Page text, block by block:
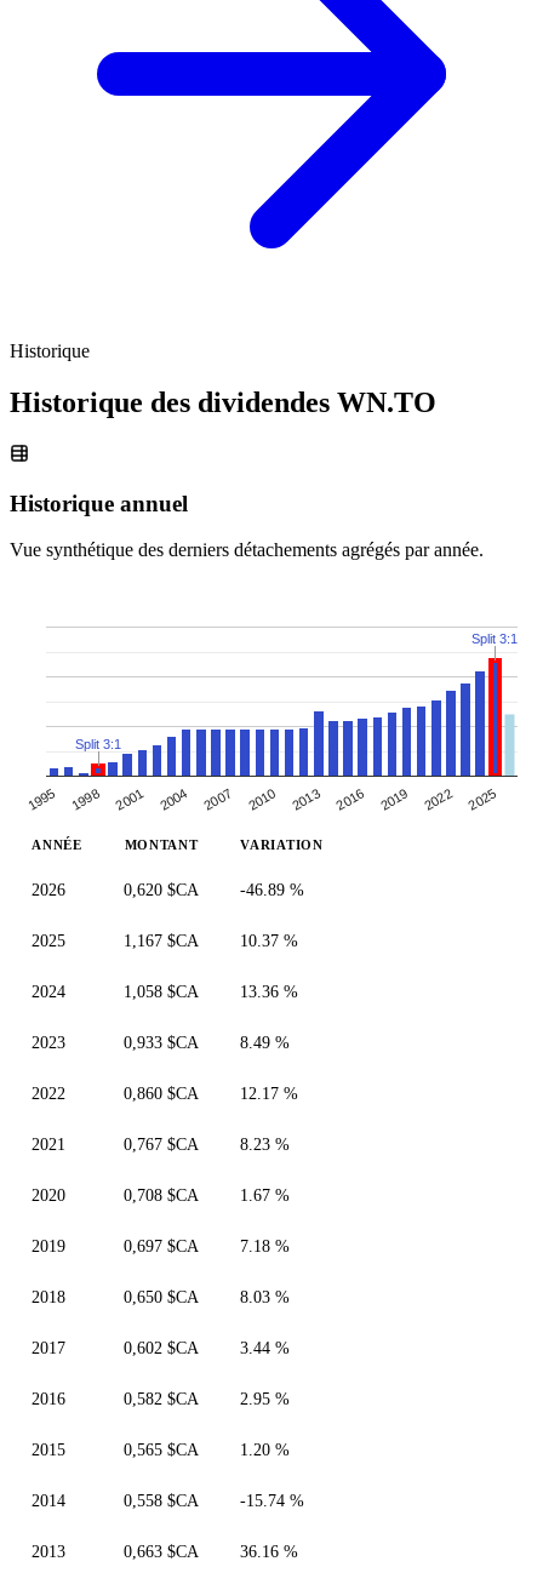
Historique
Historique des dividendes WN.TO
Historique annuel
Vue synthétique des derniers détachements agrégés par année.
1995 1998 2001 2004 2007 2010 2013 2016 2019 2022 2025
Split 3:1
Split 3:1
ANNÉE MONTANT VARIATION
2026 0,620 $CA -46.89 %
2025 1,167 $CA 10.37 %
2024 1,058 $CA 13.36 %
2023 0,933 $CA 8.49 %
2022 0,860 $CA 12.17 %
2021 0,767 $CA 8.23 %
2020 0,708 $CA 1.67 %
2019 0,697 $CA 7.18 %
2018 0,650 $CA 8.03 %
2017 0,602 $CA 3.44 %
2016 0,582 $CA 2.95 %
2015 0,565 $CA 1.20 %
2014 0,558 $CA -15.74 %
2013 0,663 $CA 36.16 %